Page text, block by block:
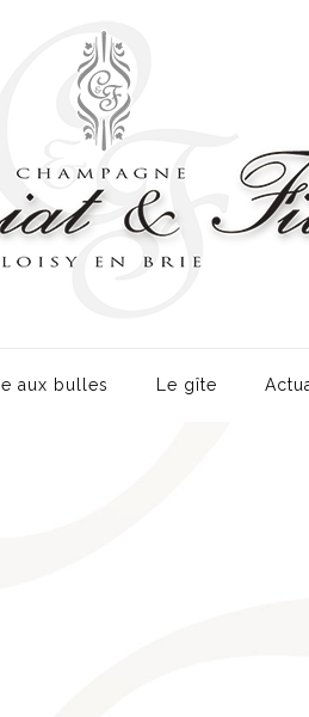
aux bulles Le gîte